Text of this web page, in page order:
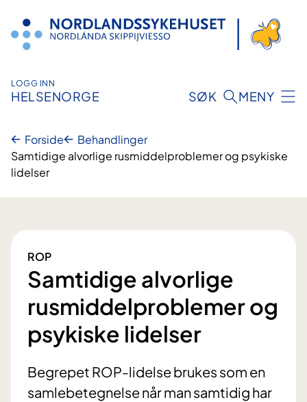
innhold
LOGG INN
HELSENORGE SØK MENY
Forside
Behandlinger
Samtidige alvorlige rusmiddelproblemer og psykiske
lidelser
ROP
Samtidige alvorlige
rusmiddelproblemer og
psykiske lidelser
Begrepet ROP-lidelse brukes som en
samlebetegnelse når man samtidig har